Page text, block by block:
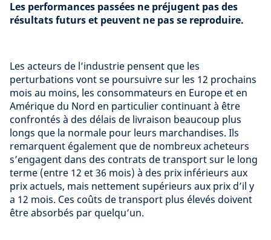
Les performances passées ne préjugent pas des
résultats futurs et peuvent ne pas se reproduire.
Les acteurs de l’industrie pensent que les
perturbations vont se poursuivre sur les 12 prochains
mois au moins, les consommateurs en Europe et en
Amérique du Nord en particulier continuant à être
confrontés à des délais de livraison beaucoup plus
longs que la normale pour leurs marchandises. Ils
remarquent également que de nombreux acheteurs
s’engagent dans des contrats de transport sur le long
terme (entre 12 et 36 mois) à des prix inférieurs aux
prix actuels, mais nettement supérieurs aux prix d’il y
a 12 mois. Ces coûts de transport plus élevés doivent
être absorbés par quelqu’un.